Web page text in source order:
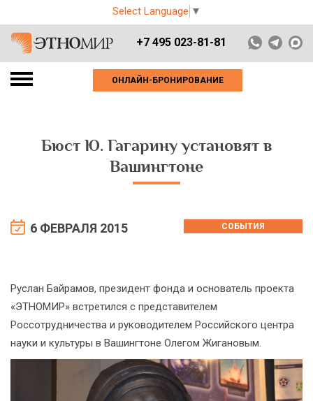
Select Language ▼
+7 495 023-81-81
ОНЛАЙН-БРОНИРОВАНИЕ
Бюст Ю. Гагарину установят в
Вашингтоне
6 ФЕВРАЛЯ 2015 СОБЫТИЯ
Руслан Байрамов, президент фонда и основатель проекта
«ЭТНОМИР» встретился с представителем
Россотрудничества и руководителем Российского центра
науки и культуры в Вашингтоне Олегом Жигановым.